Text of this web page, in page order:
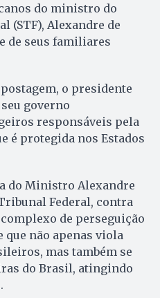
do ministro do
(STF), Alexandre de
de seus familiares
o presidente
governo
responsáveis pela
é protegida nos Estados
do Ministro Alexandre
Federal, contra
de perseguição
que não apenas viola
mas também se
do Brasil, atingindo